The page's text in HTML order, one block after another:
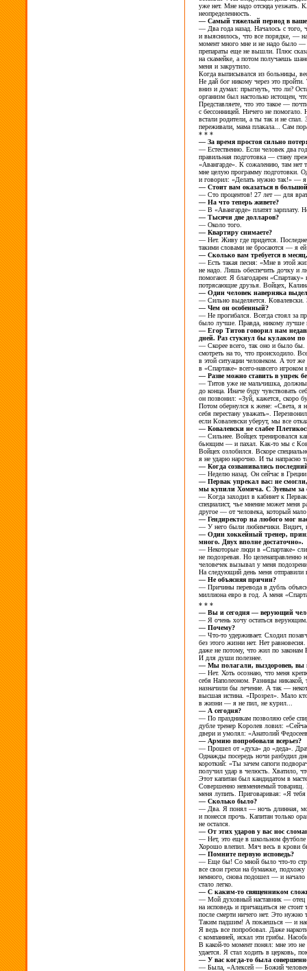
уже нет. Мне надо отсюда уезжать.
неопределенность.
— Самый тяжелый период в
— Два года назад. Началось с того,
и выяснилось, что все порядке, — на
момент много мне и не надо было —
препараты еще не вышли. Плюс
на скамейке, а потом получаешь
меня и закрутило.
Когда выписывался из больницы,
Не дай бог никому через это
вниз и думал: прыгнуть, что ли?
организм был настолько истощен,
Представляете, что это такое — почти
с бессонницей. Ничего не помогало.
встали родители, а ты так и не спал.
переживали, мама плакала... Сам
* * *
— За время простоя сильно
— Естественно. Если человек два
правильная подготовка — стану
«Авангарде». К сожалению, там нет
мне целую программу подготовки.
и говорил: «Делать нужно так!» — я
— Стоит вам оказаться в
— Сто процентов! 27 лет — для
— На что теперь живете?
— В «Авангарде» платят зарплату.
— Тысячи две долларов?
— Около того.
— Квартиру снимаете?
— Нет. Живу где придется.
такими словами не бросаются — я
— Сколько вам требуется в
— Есть такая песня: «Мне в этой
не надо. Лишь обеспечить дочку и
помогают. Я благодарен «Спартаку»
потрясающие друзья. Войцех,
— Один человек наверняка
— Сильно выделяется. Ковалевски.
— Чем он особенный?
— Не прогибался. Всегда стоял за
было лучше. Правда, никому лучше
— Егор Титов говорил нам
дней. Раз стукнул бы кулаком по
— Скорее всего, так оно и было бы.
смотреть на то, что происходило.
в этой ситуации человеком. А тот же
в «Спартаке» всего-навсего
— Разве можно ставить в упрек
— Титов уже не мальчишка,
до конца. Иначе буду чувствовать
он позвонил: «Зуй, кажется, скоро
Потом обернулся к жене: «Света, я
себя перестану уважать».
если Ковалевски уберут, мы все
— Ковалевски не слабее
— Сильнее. Войцех тренировался
бьющим — и пахал. Как-то мы с
Войцех озлобился. Вскоре
я не ударю нарочно. И ты напрасно
— Когда созванивались
— Неделю назад. Он сейчас в
— Первак упрекал вас: не
мы купили Хомича. С Зуевым за
— Когда заходил в кабинет к
специалист, чье мнение может меня
другое — от человека, который
— Гендиректор на любого мог
— У него были любимчики. Видич,
— Один хоккейный тренер,
много. Двух вполне достаточно».
— Некоторые люди в «Спартаке»
не подозревая. Но целенаправленно
человечек вызывал у меня
На следующий день меня отправили
— Не объясняя причин?
— Причины перевода в дубль
миллиона евро в год. А меня
* * *
— Вы и сегодня — верующий
— Я очень хочу остаться
— Почему?
— Что-то удерживает. Сходил
без этого жизни нет. Нет равновесия.
даже не потому, что жил по
И для души полезнее.
— Мы полагали, выздоровев, вы
— Нет. Хоть осознаю, что меня
себя Наполеоном. Разницы
назначили бы лечение. А так —
высшая истина. «Прозрел». Мало
в жизни — я не пил, не курил...
— А сегодня?
— По праздникам позволяю себе
дубле тренер Королев ловил:
двери и умолял: «Анатолий
— Армию попробовали всерьез?
— Прошел от «духа» до «деда».
Однажды посередь ночи разбудил
короткий: «Ты зачем сапоги
получил удар в челюсть. Хватило,
Этот капитан был кандидатом в
Совершенно невменяемый товарищ.
меня лупить. Приговаривая: «Я
— Сколько было?
— Два. Я понял — ночь длинная,
и понесся прочь. Капитан только
не остался.
— От этих ударов у вас нос
— Нет, это еще в школьном
Хорошо влепил. Мяч весь в крови
— Помните первую исповедь?
— Еще бы! Со мной было что-то
все свои грехи на бумажке, подхожу
немного, снова подошел — и
стало легко.
— С каким-то священником
— Мой духовный наставник — отец
на исповедь и причащаться не стоит
после смерти ничего нет. Это нужно
Таким падшим! А покаешься — и
Я ведь все попробовал. Даже
с компанией, искал эти грибы.
В какой-то момент понял: мне это не
удается. Я стал ходить в церковь,
— У вас когда-то была
— Была, «Алексей — Божий